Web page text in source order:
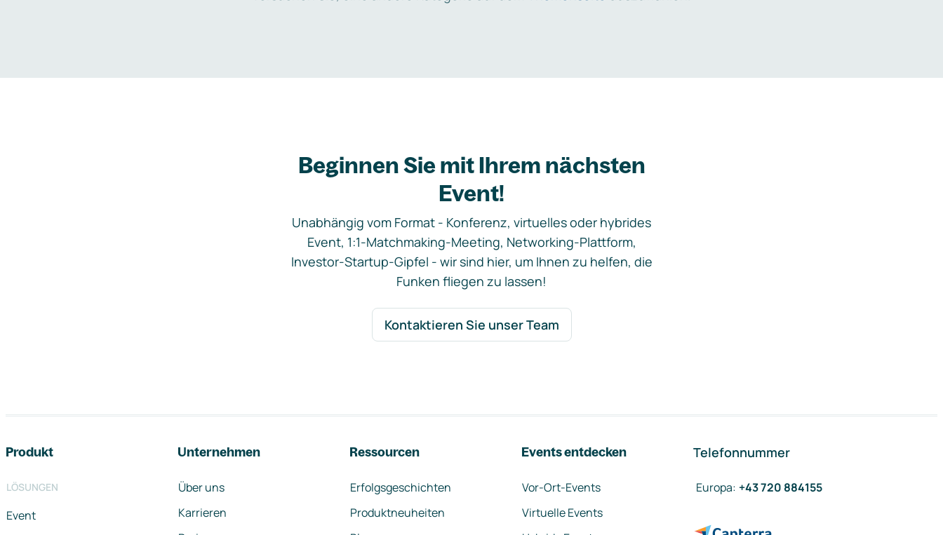
Beginnen Sie mit Ihrem nächsten
Event!
Unabhängig vom Format - Konferenz, virtuelles oder hybrides
Event, 1:1-Matchmaking-Meeting, Networking-Plattform,
Investor-Startup-Gipfel - wir sind hier, um Ihnen zu helfen, die
Funken fliegen zu lassen!
Kontaktieren Sie unser Team
Produkt
LÖSUNGEN
Event
Unternehmen
Über uns
Karrieren
Ressourcen
Erfolgsgeschichten
Produktneuheiten
Events entdecken
Vor-Ort-Events
Virtuelle Events
Telefonnummer
Europa: +43 720 884155